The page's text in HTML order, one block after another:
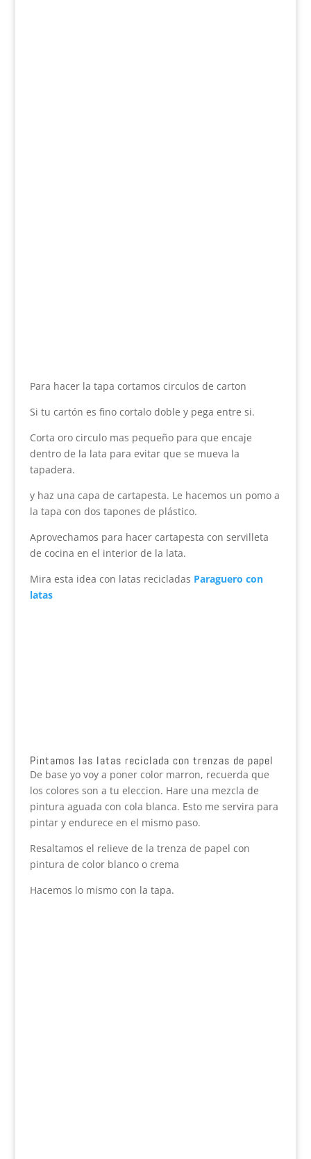
Para hacer la tapa cortamos circulos de carton
Si tu cartón es fino cortalo doble y pega entre si.
Corta oro circulo mas pequeño para que encaje
dentro de la lata para evitar que se mueva la
tapadera.
y haz una capa de cartapesta. Le hacemos un pomo a
la tapa con dos tapones de plástico.
Aprovechamos para hacer cartapesta con servilleta
de cocina en el interior de la lata.
Mira esta idea con latas recicladas Paraguero con
latas
Pintamos las latas reciclada con trenzas de papel
De base yo voy a poner color marron, recuerda que
los colores son a tu eleccion. Hare una mezcla de
pintura aguada con cola blanca. Esto me servira para
pintar y endurece en el mismo paso.
Resaltamos el relieve de la trenza de papel con
pintura de color blanco o crema
Hacemos lo mismo con la tapa.